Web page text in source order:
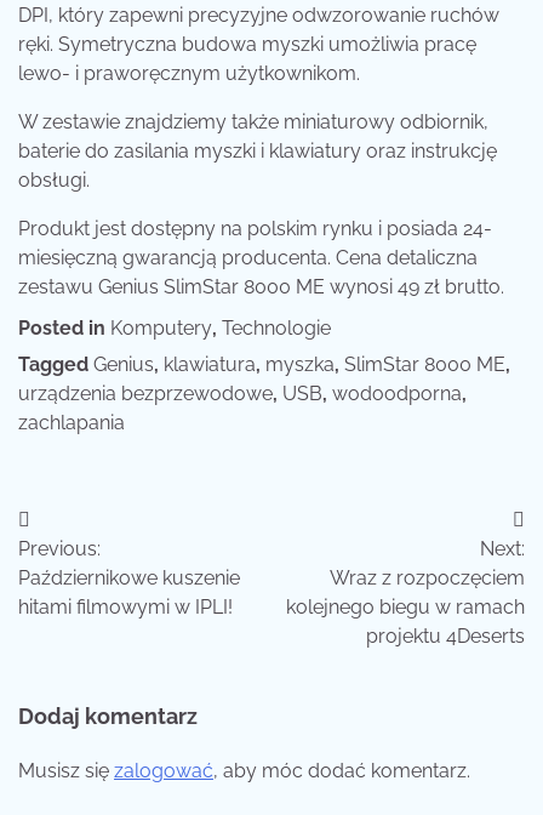
DPI, który zapewni precyzyjne odwzorowanie ruchów
ręki. Symetryczna budowa myszki umożliwia pracę
lewo- i praworęcznym użytkownikom.
W zestawie znajdziemy także miniaturowy odbiornik,
baterie do zasilania myszki i klawiatury oraz instrukcję
obsługi.
Produkt jest dostępny na polskim rynku i posiada 24-
miesięczną gwarancją producenta. Cena detaliczna
zestawu Genius SlimStar 8000 ME wynosi 49 zł brutto.
Posted in Komputery, Technologie
Tagged Genius, klawiatura, myszka, SlimStar 8000 ME,
urządzenia bezprzewodowe, USB, wodoodporna,
zachlapania
Nawigacja
wpisu
Previous:
Październikowe kuszenie
hitami filmowymi w IPLI!
Next:
Wraz z rozpoczęciem
kolejnego biegu w ramach
projektu 4Deserts
Dodaj komentarz
Musisz się zalogować, aby móc dodać komentarz.